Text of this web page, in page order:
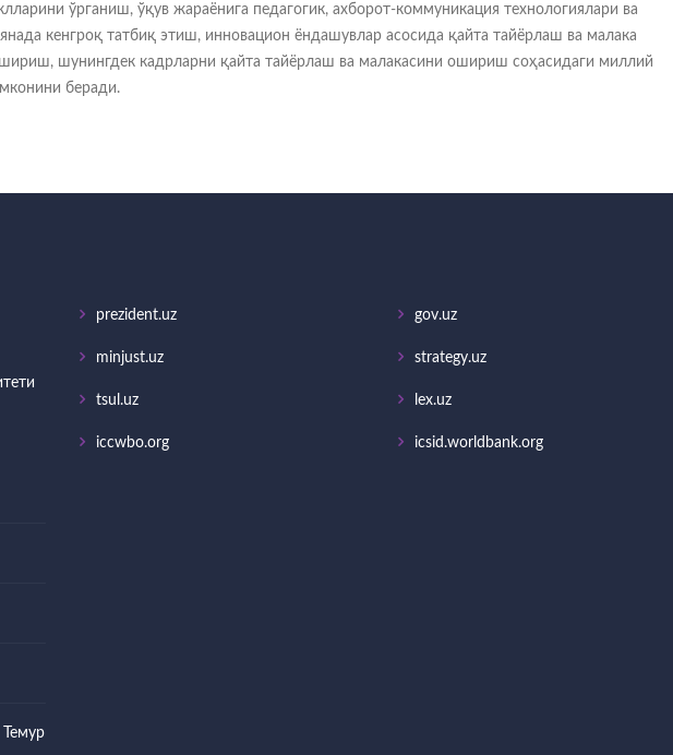
ўрганиш, ўқув жараёнига педагогик, ахборот-коммуникация технологиялари ва
кенгроқ татбиқ этиш, инновацион ёндашувлар асосида қайта тайёрлаш ва малака
шунингдек кадрларни қайта тайёрлаш ва малакасини ошириш соҳасидаги миллий
беради.
prezident.uz gov.uz
minjust.uz strategy.uz
tsul.uz lex.uz
iccwbo.org icsid.worldbank.org